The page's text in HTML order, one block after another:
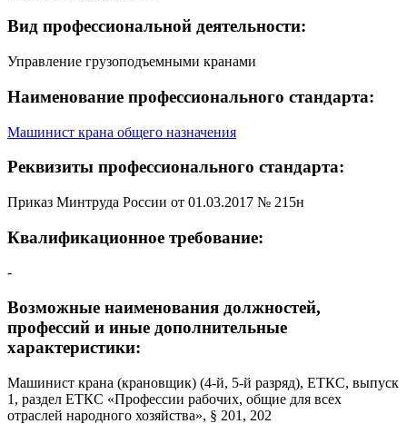
Вид профессиональной деятельности:
Управление грузоподъемными кранами
Наименование профессионального стандарта:
Машинист крана общего назначения
Реквизиты профессионального стандарта:
Приказ Минтруда России от 01.03.2017 № 215н
Квалификационное требование:
-
Возможные наименования должностей,
профессий и иные дополнительные
характеристики:
Машинист крана (крановщик) (4-й, 5-й разряд), ЕТКС, выпуск
1, раздел ЕТКС «Профессии рабочих, общие для всех
отраслей народного хозяйства», § 201, 202